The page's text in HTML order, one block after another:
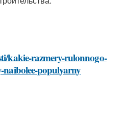
kakie-razmery-rulonnogo-
naibolee-populyarny